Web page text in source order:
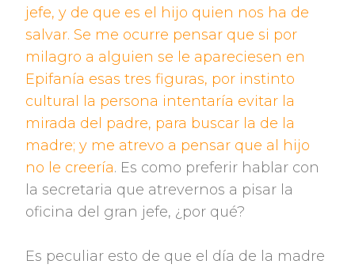
jefe, y de que es el hijo quien nos ha de
salvar. Se me ocurre pensar que si por
milagro a alguien se le apareciesen en
Epifanía esas tres figuras, por instinto
cultural la persona intentaría evitar la
mirada del padre, para buscar la de la
madre; y me atrevo a pensar que al hijo
no le creería. Es como preferir hablar con
la secretaria que atrevernos a pisar la
oficina del gran jefe, ¿por qué?
Es peculiar esto de que el día de la madre